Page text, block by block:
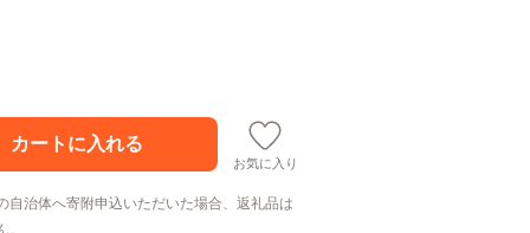
お気に入り
自治体へ寄附申込いただいた場合、返礼品は